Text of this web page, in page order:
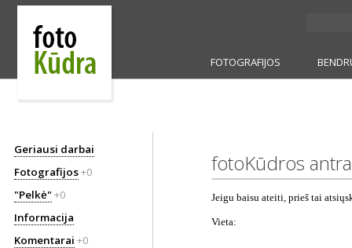
FOTOGRAFIJOS
Geriausi darbai
Fotografijos+0
"Pelkė" +0
Informacija
Komentarai +0
fotoKūdros
Jeigu baisu ateiti, prieš tai
Vieta: